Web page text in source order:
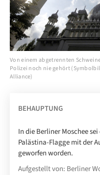
Von einem abgetrennten
Polizei noch nie gehört
Alliance)
BEHAUPTUNG
In die Berliner Moschee
Palästina-Flagge mit der
geworfen worden.
Aufgestellt von: Berliner